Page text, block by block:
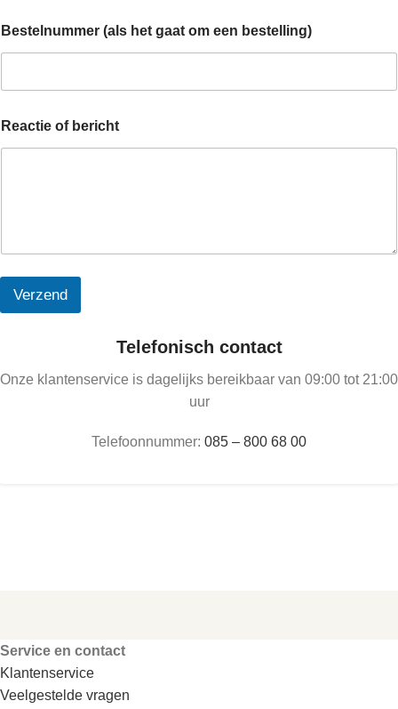
Bestelnummer (als het gaat om een bestelling)
Reactie of bericht
Verzend
Telefonisch contact
Onze klantenservice is dagelijks bereikbaar van 09:00 tot 21:00
uur
Telefoonnummer: 085 – 800 68 00
Service en contact
Klantenservice
Veelgestelde vragen